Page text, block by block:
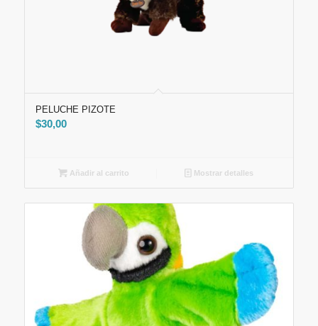
PELUCHE PIZOTE
$30,00
Añadir al carrito Mostrar detalles